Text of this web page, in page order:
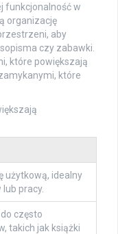
funkcjonalność w
organizację
aby
czy zabawki.
które powiększają
które
użytkową, idealny
pracy.
często
takich jak książki